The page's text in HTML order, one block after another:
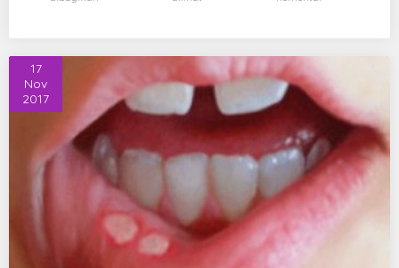
17
Nov
2017